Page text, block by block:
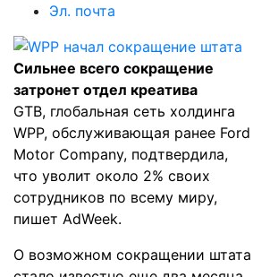
Эл. почта
Сильнее всего сокращение
затронет отдел креатива
GTB, глобальная сеть холдинга
WPP, обслуживающая ранее Ford
Motor Company, подтвердила,
что уволит около 2% своих
сотрудников по всему миру,
пишет AdWeek.
О возможном сокращении штата